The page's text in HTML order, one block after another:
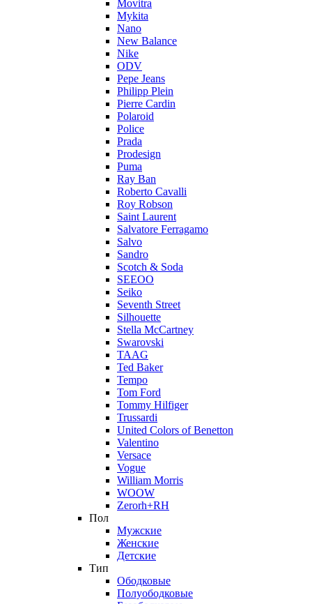
Movitra
Mykita
Nano
New Balance
Nike
ODV
Pepe Jeans
Philipp Plein
Pierre Cardin
Polaroid
Police
Prada
Prodesign
Puma
Ray Ban
Roberto Cavalli
Roy Robson
Saint Laurent
Salvatore Ferragamo
Salvo
Sandro
Scotch & Soda
SEEOO
Seiko
Seventh Street
Silhouette
Stella McCartney
Swarovski
TAAG
Ted Baker
Tempo
Tom Ford
Tommy Hilfiger
Trussardi
United Colors of Benetton
Valentino
Versace
Vogue
William Morris
WOOW
Zerorh+RH
Пол
Мужские
Женские
Детские
Тип
Ободковые
Полуободковые